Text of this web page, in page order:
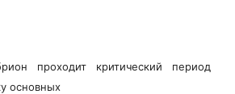
проходит критический период
основных